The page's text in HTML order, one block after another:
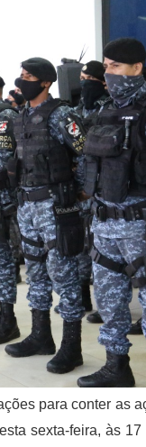
para conter as
sexta-feira, às